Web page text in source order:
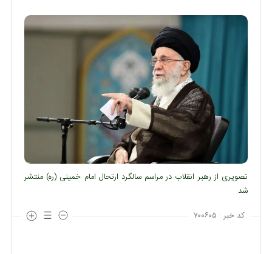
تصویری از رهبر انقلاب در مراسم سالگرد ارتحال امام خمینی (ره) منتشر
شد.
کد خبر : ۷۰۰۶۰۵